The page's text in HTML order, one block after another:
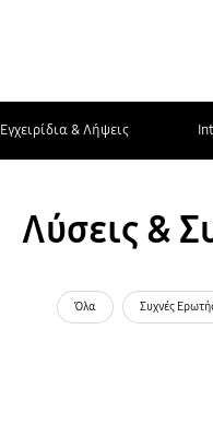
Εγχειρίδια & Λήψεις
Λύσεις &
Όλα Συχνές